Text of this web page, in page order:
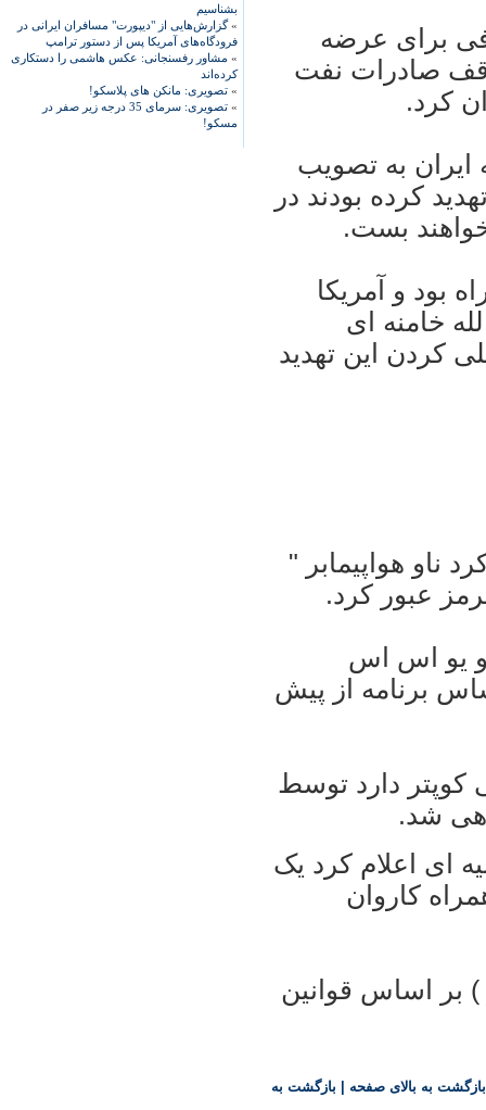
بشناسیم
»گزارش‌هایی از "دیپورت" مسافران ایرانی در
فرودگاه‌های آمریکا پس از دستور ترامپ
» مشاور رفسنجانی: عکس هاشمی را دستکاری
کرده‌اند
» تصویری: مانکن های پلاسکو!
»
تصویری: سرمای 35 درجه زیر صفر در
مسکو!
برای عرضه
صادرات نفت
کرد.
ايران به تصويب
کرده بودند در
بست.
بود و آمريکا
خامنه ای
کردن اين تهديد
ناو هواپيمابر "
عبور کرد.
يو اس اس
برنامه از پيش
هواپيما و هلی کوپتر دارد توسط
شد.
ای اعلام کرد يک
کاروان
) بر اساس قوانين
بازگشت به بالای صفحه بازگشت به